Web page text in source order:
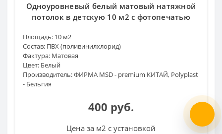
Одноуровневый белый матовый натяжной
потолок в детскую 10 м2 с фотопечатью
Площадь: 10 м2
Состав: ПВХ (поливинилхлорид)
Фактура: Матовая
Цвет: Белый
Производитель:ФИРМА MSD - premium КИТАЙ, Polyplast
- Бельгия
400 руб.
Цена за м2 с установкой